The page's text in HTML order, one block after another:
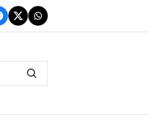
TwitterWhatsApp